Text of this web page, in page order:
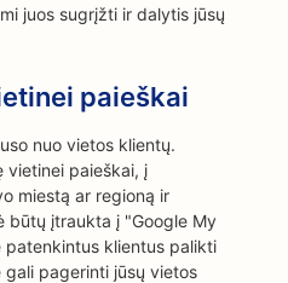
juos sugrįžti ir dalytis jūsų
paieškai
nuo vietos klientų.
vietinei paieškai, į
miestą ar regioną ir
būtų įtraukta į "Google My
patenkintus klientus palikti
pagerinti jūsų vietos